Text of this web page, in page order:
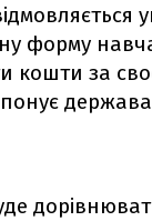
форму
кошти за